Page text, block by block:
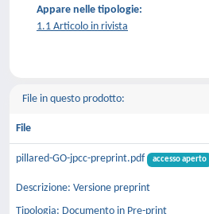
Appare nelle tipologie:
1.1 Articolo in rivista
File in questo prodotto:
File
pillared-GO-jpcc-preprint.pdf accesso aperto
Descrizione: Versione preprint
Tipologia: Documento in Pre-print